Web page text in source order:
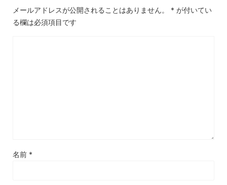
メールアドレスが公開されることはありません。 * が付いてい
る欄は必須項目です
名前 *